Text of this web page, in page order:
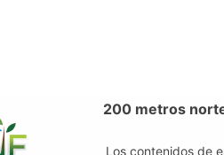
200 metros
Los contenidos de